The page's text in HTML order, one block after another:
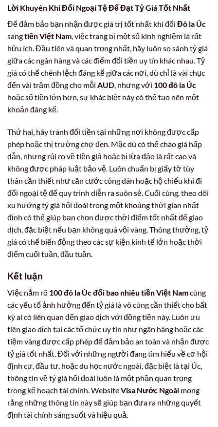
Lời Khuyên Khi Đổi Ngoại Tệ Để Đạt Tỷ Giá Tốt Nhất
Để đảm bảo bạn nhận được giá trị tốt nhất khi đổi Đô la Úc
sangtiền Việt Nam, việc trang bị một số kinh nghiệm là rất
hữu ích. Đầu tiên và quan trọng nhất, hãy luôn so sánh tỷ giá
giữa các ngân hàng và các điểm đổi tiền uy tín khác nhau. Tỷ
giá có thể chênh lệch đáng kể giữa các nơi, dù chỉ là vài chục
đến vài trăm đồng cho mỗi AUD, nhưng với 100 đô la Úc
hoặc số tiền lớn hơn, sự khác biệt này có thể tạo nên một
khoản đáng kể.
Thứ hai, hãy tránh đổi tiền tại những nơi không được cấp
phép hoặc thị trường chợ đen. Mặc dù có thể chào giá hấp
dẫn, nhưng rủi ro về tiền giả hoặc bị lừa đảo là rất cao và
không được pháp luật bảo vệ. Luôn chuẩn bị giấy tờ tùy
thân cần thiết như căn cước công dân hoặc hộ chiếu khi đi
đổi ngoại tệ để quy trình diễn ra suôn sẻ. Cuối cùng, theo dõi
xu hướng tỷ giá hối đoái trong một khoảng thời gian nhất
định có thể giúp bạn chọn được thời điểm tốt nhất để giao
dịch, đặc biệt nếu bạn không quá vội vàng. Thông thường, tỷ
giá có thể biến động theo các sự kiện kinh tế lớn hoặc thời
điểm cuối tuần, đầu tuần.
Kết luận
Việc nắm rõ 100 đô la Úc đổi bao nhiêu tiền Việt Namcùng
các yếu tố ảnh hưởng đến tỷ giá là vô cùng cần thiết cho bất
kỳ ai có liên quan đến giao dịch với đồng tiền này. Luôn ưu
tiên giao dịch tại các tổ chức uy tín như ngân hàng hoặc các
tiệm vàng được cấp phép để đảm bảo an toàn và nhận được
tỷ giá tốt nhất. Đối với những người đang tìm hiểu về cơ hội
định cư, đầu tư, hoặc du học nước ngoài, đặc biệt là tại Úc,
thông tin về tỷ giá hối đoái luôn là một phần quan trọng
trong kế hoạch tài chính. WebsiteVisa Nước Ngoài mong
rằng những thông tin này sẽ giúp bạn đưa ra những quyết
định tài chính sáng suốt và hiệu quả.